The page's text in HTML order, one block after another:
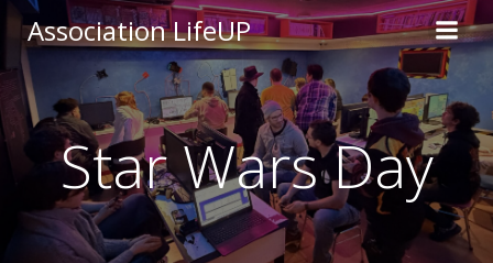
Aller
au
contenu
Association LifeUP
Star Wars Day